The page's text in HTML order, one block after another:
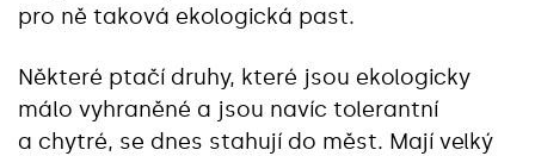
pro ně taková ekologická past.
Některé ptačí druhy, které jsou ekologicky
málo vyhraněné a jsou navíc tolerantní
a chytré, se dnes stahují do měst. Mají velký